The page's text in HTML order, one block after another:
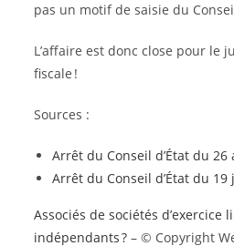
pas un motif de saisie du
L’affaire est donc close pour le
fiscale !
Sources :
Arrêt du Conseil d’État du 26
Arrêt du Conseil d’État du
Associés de sociétés d’exercice
indépendants ?– © Copyright